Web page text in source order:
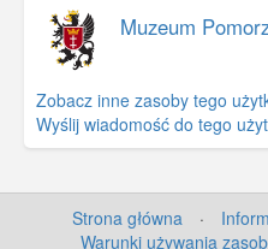
Muzeum
Zobacz inne zasoby tego
Wyślij wiadomość do tego
Strona główna ·
Warunki używania